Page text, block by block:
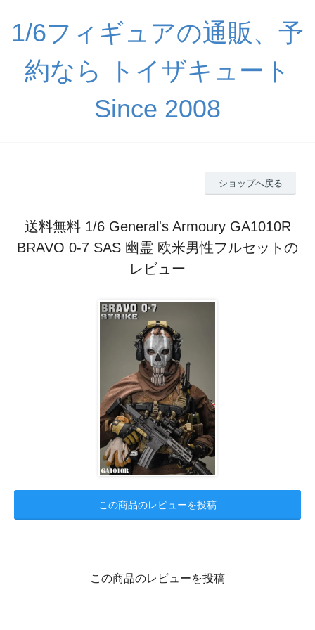
1/6フィギュアの通販、予
約なら トイザキュート
Since 2008
ショップへ戻る
送料無料 1/6 General's Armoury GA1010R
BRAVO 0-7 SAS 幽霊 欧米男性フルセットの
レビュー
この商品のレビューを投稿
この商品のレビューを投稿